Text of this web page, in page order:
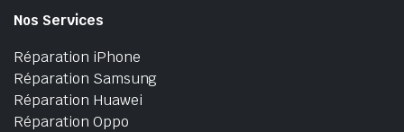
Nos Services
Réparation iPhone
Réparation Samsung
Réparation Huawei
Réparation Oppo